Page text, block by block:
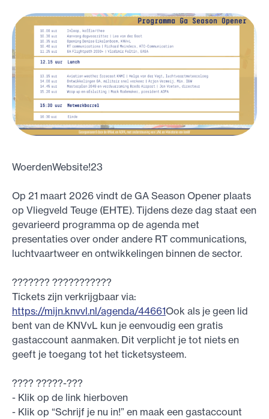
WoerdenWebsite!23
Op 21 maart 2026 vindt de GA Season Opener plaats
op Vliegveld Teuge (EHTE). Tijdens deze dag staat een
gevarieerd programma op de agenda met
presentaties over onder andere RT communications,
luchtvaartweer en ontwikkelingen binnen de sector.
??????? ???????????
Tickets zijn verkrijgbaar via:
https://mijn.knvvl.nl/agenda/44661Ook als je geen lid
bent van de KNVvL kun je eenvoudig een gratis
gastaccount aanmaken. Dit verplicht je tot niets en
geeft je toegang tot het ticketsysteem.
???? ?????-???
- Klik op de link hierboven
- Klik op “Schrijf je nu in!” en maak een gastaccount